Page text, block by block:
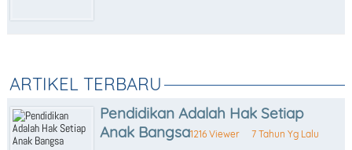
ARTIKEL TERBARU
Pendidikan Adalah Hak Setiap
Anak Bangsa1216 Viewer 7 Tahun Yg Lalu